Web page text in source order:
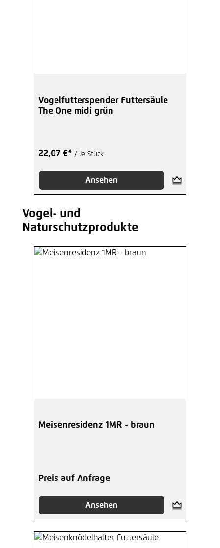
Vogelfutterspender Futtersäule
The One midi grün
22,07 €* / Je Stück
Ansehen
Produktgalerie überspringen
Vogel- und
Naturschutzprodukte
Meisenresidenz 1MR - braun
Preis auf Anfrage
Ansehen